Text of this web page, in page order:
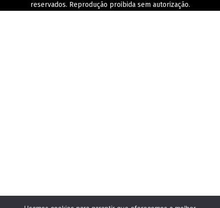
reservados. Reprodução proibida sem autorização.